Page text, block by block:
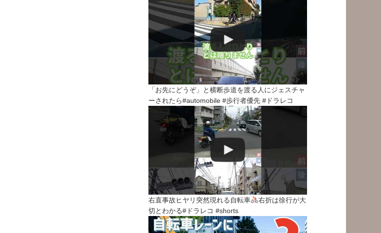
「お先にどうぞ」と横断歩道を渡る人にジェスチャ
ーされたら#automobile #歩行者優先 #ドラレコ
右直事故ヒヤリ突然現れる自転車
右折は徐行が大
切とわかる#ドラレコ #shorts